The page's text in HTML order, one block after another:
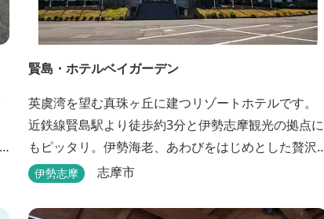
賢島・ホテルベイガーデン
英虞湾を望む真珠ヶ丘に建つリゾートホテルです。
近鉄線賢島駅より徒歩約3分と伊勢志摩観光の拠点に
もピッタリ。伊勢海老、あわびをはじめとした贅沢
な海の味覚はもちろん、旬の郷土の味も堪能できま
伊勢志摩 志摩市